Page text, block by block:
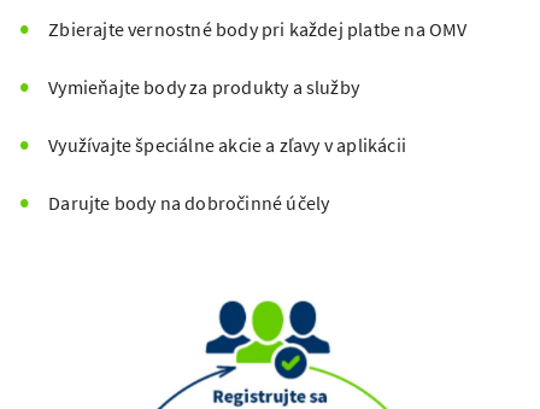
Zbierajte vernostné body pri každej platbe na OMV
Vymieňajte body za produkty a služby
Využívajte špeciálne akcie a zľavy v aplikácii
Darujte body na dobročinné účely